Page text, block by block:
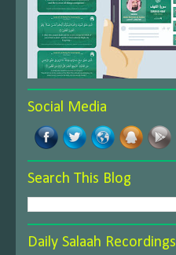
Social Media
Search This Blog
Daily Salaah Recordings